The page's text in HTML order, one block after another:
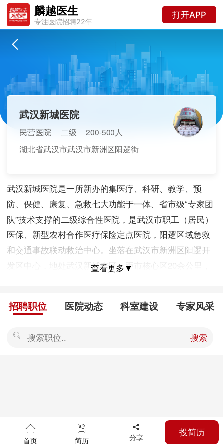
麟越医生
专注医院招聘22年
打开APP
武汉新城医院
民营医院 二级
200-500人
湖北省武汉市武汉市新洲区阳逻街
武汉新城医院是一所新办的集医疗、科研、教学、预
防、保健、康复、急救七大功能于一体、省市级“专家团
队”技术支撑的二级综合性医院，是武汉市职工（居民）
医保、新型农村合作医疗保险定点医院，阳逻区域急救
和交通事故联动救治中心。坐落在武汉市新洲区阳逻开
发区中心，地处武汉新城东区，距市核心区20余公里，
十分便利。 医院建筑面积23万平方米，医院共设8个病
病人10万人次，医院设备先进，技术力量雄厚，拥有西
制冷，为患者提供了舒适、优雅的就医环境。
查看更多▼
招聘职位 医院动态 科室建设 专家风采
搜索
首页 简历 分享 投简历